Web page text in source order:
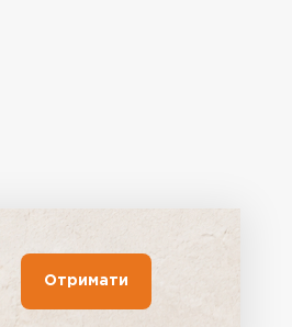
Отримати